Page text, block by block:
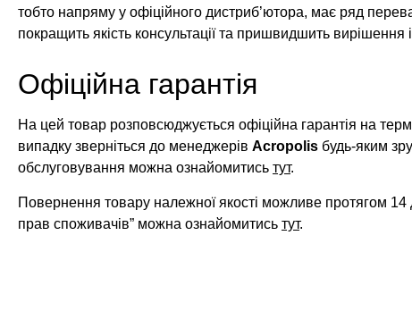
тобто напряму у офіційного дистриб’ютора, має ряд
покращить якість консультації та пришвидшить
Офіційна гарантія
На цей товар розповсюджується офіційна гарантія на
випадку зверніться до менеджерів Acropolis будь-яким
обслуговування можна ознайомитись тут.
Повернення товару належної якості можливе протягом
прав споживачів” можна ознайомитись тут.